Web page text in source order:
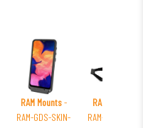
RAM Mounts-
RAM-GDS-SKIN-
RAM Mounts
RAM-B-177-GA7U